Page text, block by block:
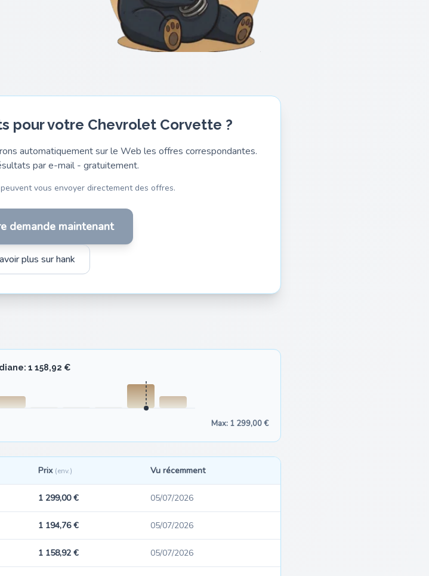
pour votre Chevrolet Corvette ?
automatiquement sur le Web les offres correspondantes.
par e-mail - gratuitement.
vous envoyer directement des offres.
demande maintenant
plus sur hank
1 158,92 €
Max: 1 299,00 €
Prix (env.) Vu récemment
1 299,00 € 05/07/2026
1 194,76 € 05/07/2026
1 158,92 € 05/07/2026